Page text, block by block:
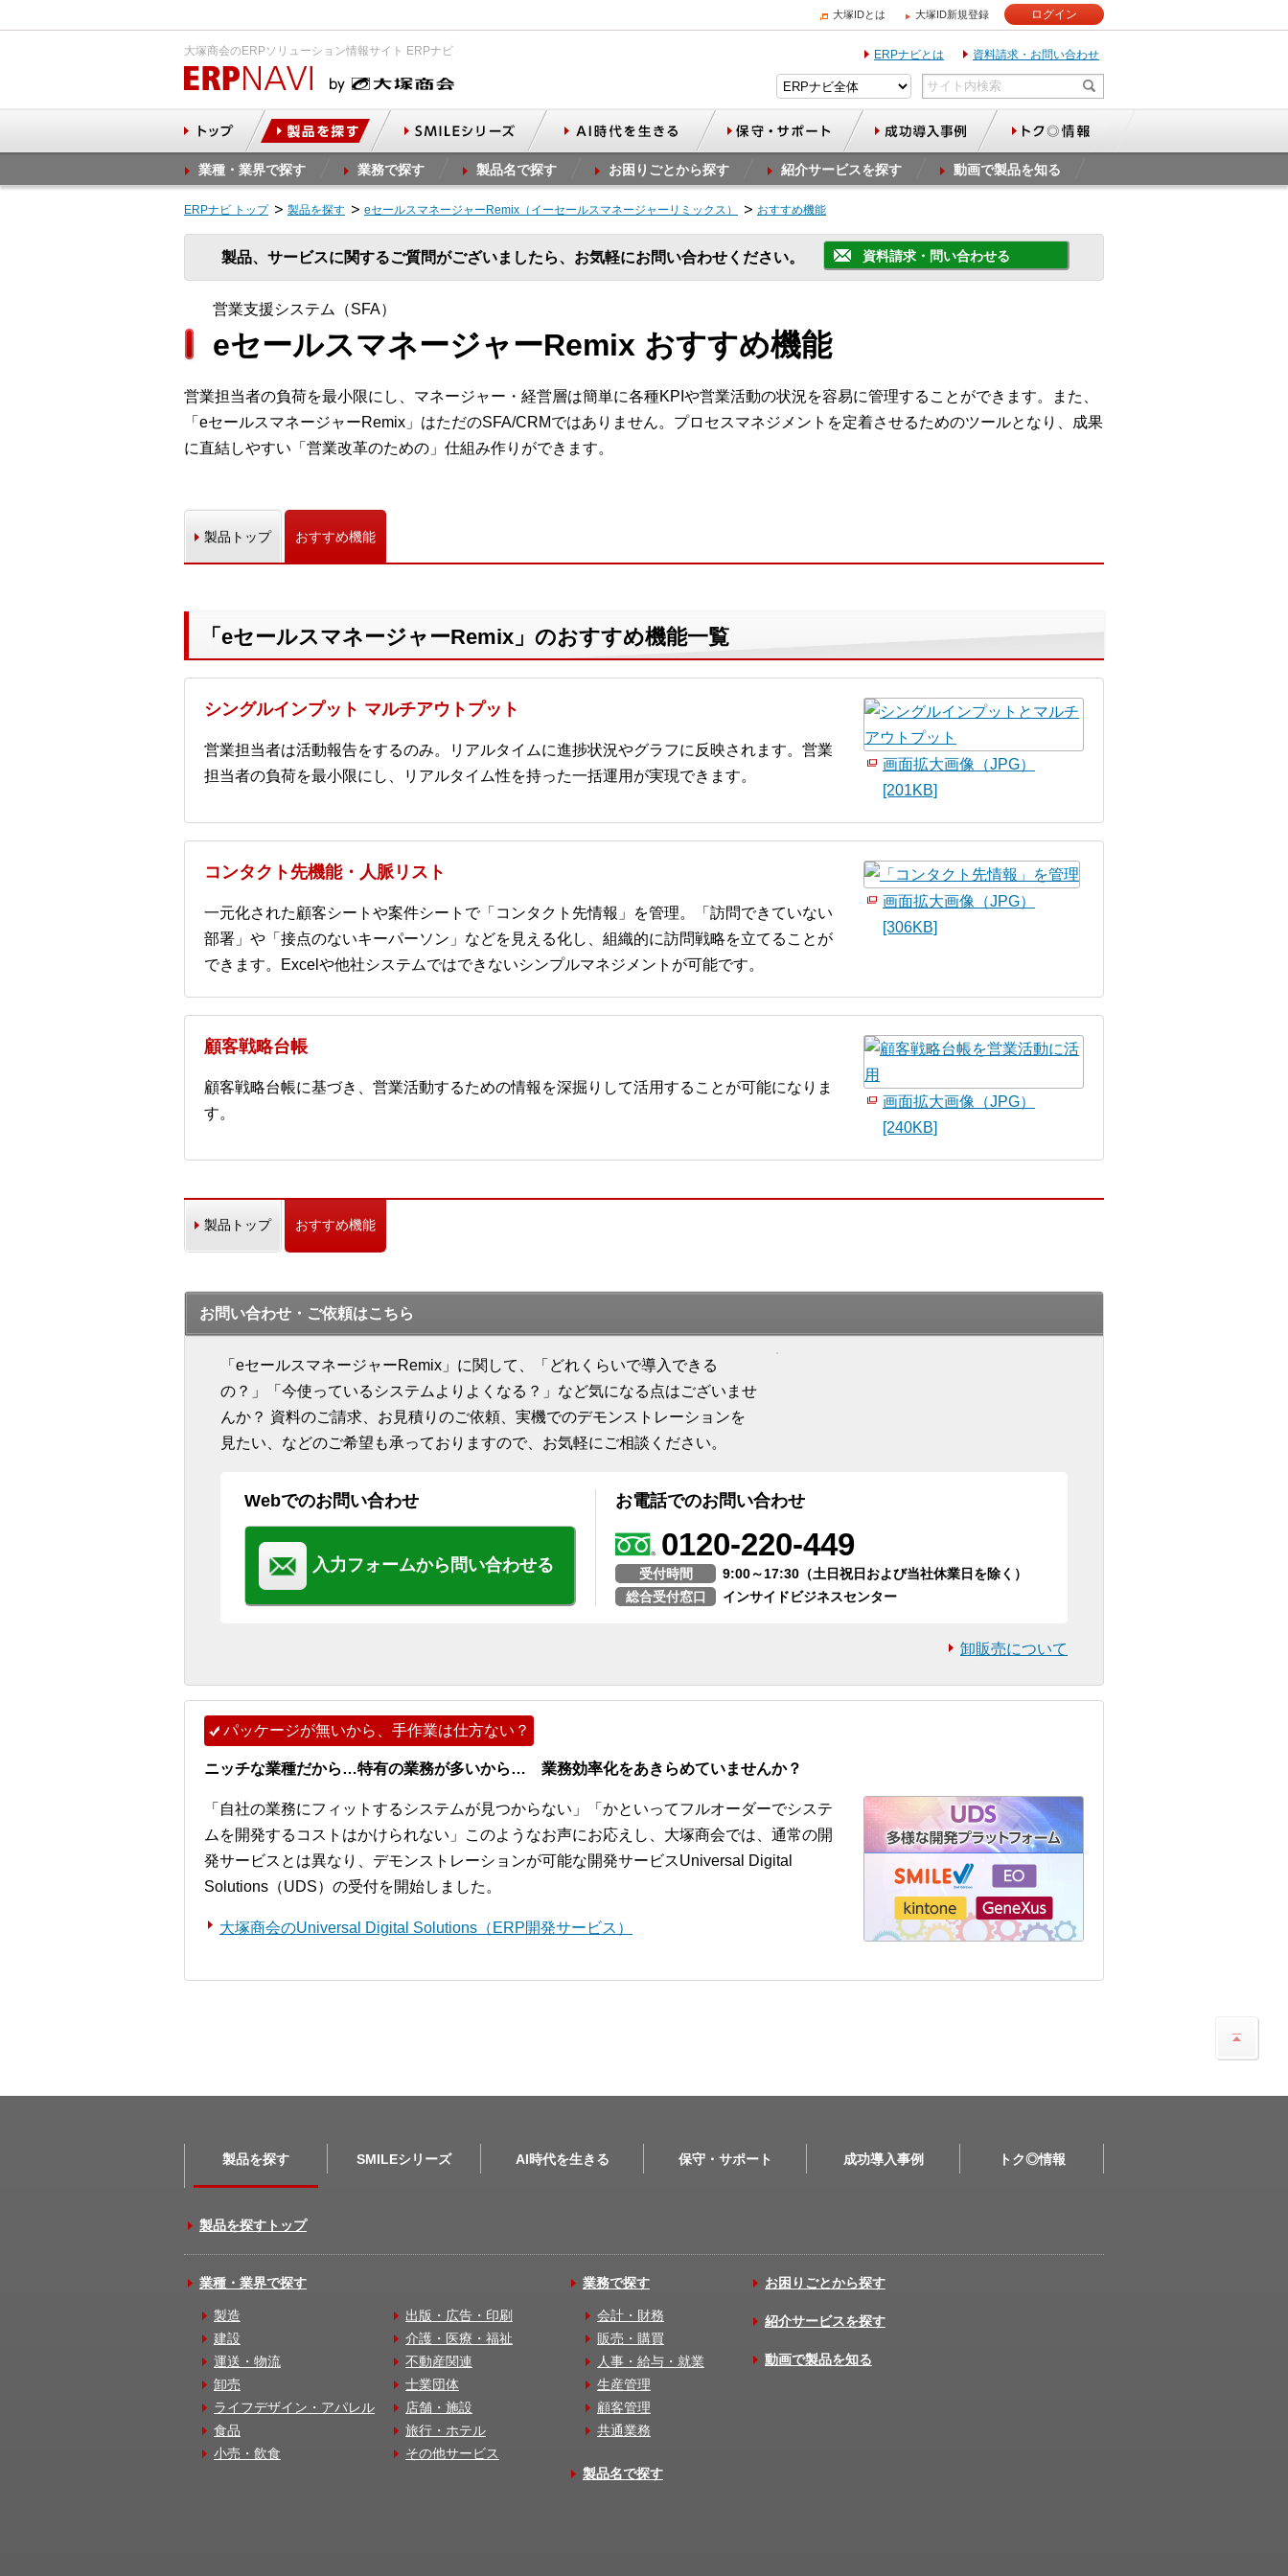
大塚IDとは 大塚ID新規登録 ログイン
大塚商会のERPソリューション情報サイト ERPナビ ERPナビとは 資料請求・お問い合わせ
業種・業界で探す 業務で探す 製品名で探す お困りごとから探す 紹介サービスを探す 動画で製品を知る
ERPナビ トップ 製品を探す eセールスマネージャーRemix（イーセールスマネージャーリミックス） おすすめ機能
製品、サービスに関するご質問がございましたら、お気軽にお問い合わせください。 資料請求・問い合わせる
営業支援システム（SFA）
eセールスマネージャーRemix おすすめ機能
営業担当者の負荷を最小限にし、マネージャー・経営層は簡単に各種KPIや営業活動の状況を容易に管理することができます。また、
「eセールスマネージャーRemix」はただのSFA/CRMではありません。プロセスマネジメントを定着させるためのツールとなり、成果
に直結しやすい「営業改革のための」仕組み作りができます。
製品トップ おすすめ機能
「eセールスマネージャーRemix」のおすすめ機能一覧
シングルインプット マルチアウトプット
営業担当者は活動報告をするのみ。リアルタイムに進捗状況やグラフに反映されます。営業
担当者の負荷を最小限にし、リアルタイム性を持った一括運用が実現できます。
画面拡大画像（JPG）
[201KB]
コンタクト先機能・人脈リスト
一元化された顧客シートや案件シートで「コンタクト先情報」を管理。「訪問できていない
部署」や「接点のないキーパーソン」などを見える化し、組織的に訪問戦略を立てることが
できます。Excelや他社システムではできないシンプルマネジメントが可能です。
画面拡大画像（JPG）
[306KB]
顧客戦略台帳
顧客戦略台帳に基づき、営業活動するための情報を深掘りして活用することが可能になりま
す。
画面拡大画像（JPG）
[240KB]
製品トップ おすすめ機能
お問い合わせ・ご依頼はこちら
「eセールスマネージャーRemix」に関して、「どれくらいで導入できる
の？」「今使っているシステムよりよくなる？」など気になる点はございませ
んか？ 資料のご請求、お見積りのご依頼、実機でのデモンストレーションを
見たい、などのご希望も承っておりますので、お気軽にご相談ください。
Webでのお問い合わせ
入力フォームから問い合わせる
お電話でのお問い合わせ
0120-220-449
受付時間
9:00～17:30（土日祝日および当社休業日を除く）
総合受付窓口
インサイドビジネスセンター
卸販売について
パッケージが無いから、手作業は仕方ない？
ニッチな業種だから…特有の業務が多いから… 業務効率化をあきらめていませんか？
「自社の業務にフィットするシステムが見つからない」「かといってフルオーダーでシステ
ムを開発するコストはかけられない」このようなお声にお応えし、大塚商会では、通常の開
発サービスとは異なり、デモンストレーションが可能な開発サービスUniversal Digital
Solutions（UDS）の受付を開始しました。
大塚商会のUniversal Digital Solutions（ERP開発サービス）
製品を探す SMILEシリーズ AI時代を生きる 保守・サポート 成功導入事例 トク◎情報
製品を探すトップ
業種・業界で探す
製造
建設
運送・物流
卸売
ライフデザイン・アパレル
食品
小売・飲食
出版・広告・印刷
介護・医療・福祉
不動産関連
士業団体
店舗・施設
旅行・ホテル
その他サービス
業務で探す
会計・財務
販売・購買
人事・給与・就業
生産管理
顧客管理
共通業務
製品名で探す
お困りごとから探す
紹介サービスを探す
動画で製品を知る